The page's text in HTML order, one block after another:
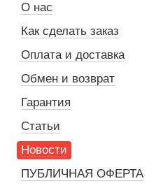
О нас
Как сделать заказ
Оплата и доставка
Обмен и возврат
Гарантия
Статьи
Новости
ПУБЛИЧНАЯ ОФЕРТА